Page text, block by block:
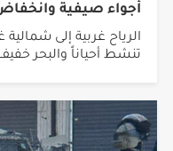
الرياح غربية إلى
تنشط أحياناً والبحر